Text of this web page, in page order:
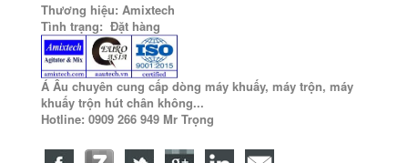
Thương hiệu: Amixtech
Tình trạng: Đặt hàng
Á Âu chuyên cung cấp dòng máy khuấy, máy trộn, máy
khuấy trộn hút chân không...
Hotline: 0909 266 949 Mr Trọng